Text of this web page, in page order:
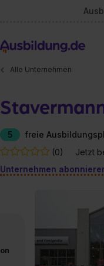
Alle Unternehmen
5
freie
(0)
Jetzt
Unternehmen